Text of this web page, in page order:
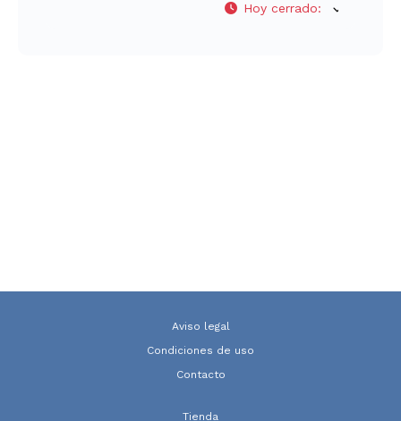
Hoy cerrado:
Aviso legal
Condiciones de uso
Contacto
Tienda